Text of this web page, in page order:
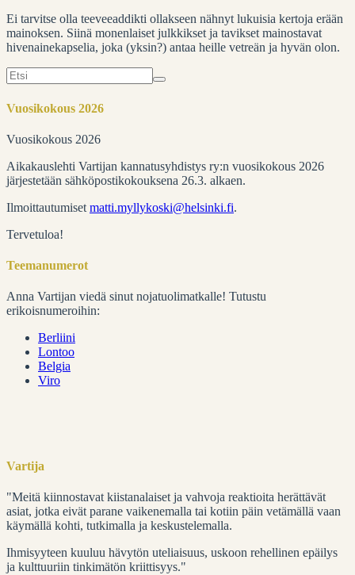
Ei tarvitse olla teeveeaddikti ollakseen nähnyt lukuisia kertoja erään
mainoksen. Siinä monenlaiset julkkikset ja tavikset mainostavat
hivenainekapselia, joka (yksin?) antaa heille vetreän ja hyvän olon.
Search
for:
Vuosikokous 2026
Vuosikokous 2026
Aikakauslehti Vartijan kannatusyhdistys ry:n vuosikokous 2026
järjestetään sähköpostikokouksena 26.3. alkaen.
Ilmoittautumiset matti.myllykoski@helsinki.fi.
Tervetuloa!
Teemanumerot
Anna Vartijan viedä sinut nojatuolimatkalle! Tutustu
erikoisnumeroihin:
Berliini
Lontoo
Belgia
Viro
Vartija
"Meitä kiinnostavat kiistanalaiset ja vahvoja reaktioita herättävät
asiat, jotka eivät parane vaikenemalla tai kotiin päin vetämällä vaan
käymällä kohti, tutkimalla ja keskustelemalla.
Ihmisyyteen kuuluu hävytön uteliaisuus, uskoon rehellinen epäilys
ja kulttuuriin tinkimätön kriittisyys."